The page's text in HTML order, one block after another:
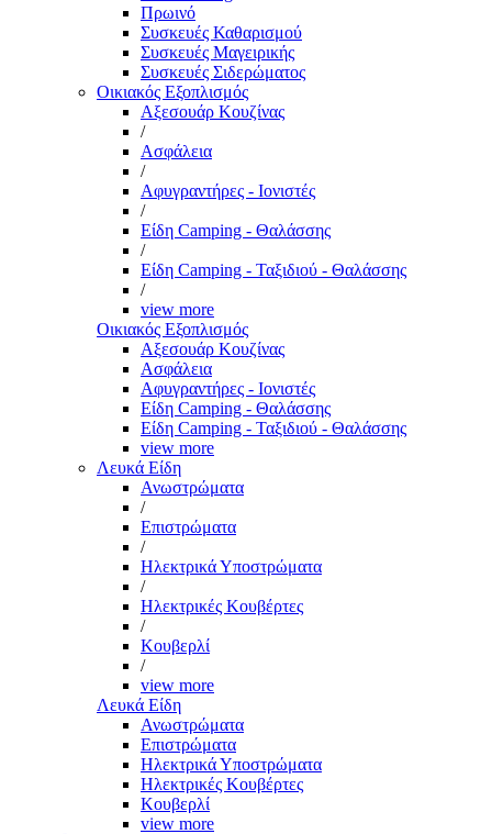
Πρωινό
Συσκευές Καθαρισμού
Συσκευές Μαγειρικής
Συσκευές Σιδερώματος
Οικιακός Εξοπλισμός
Αξεσουάρ Κουζίνας
/
Ασφάλεια
/
Αφυγραντήρες - Ιονιστές
/
Είδη Camping - Θαλάσσης
/
Είδη Camping - Ταξιδιού - Θαλάσσης
/
view more
Οικιακός Εξοπλισμός
Αξεσουάρ Κουζίνας
Ασφάλεια
Αφυγραντήρες - Ιονιστές
Είδη Camping - Θαλάσσης
Είδη Camping - Ταξιδιού - Θαλάσσης
view more
Λευκά Είδη
Ανωστρώματα
/
Επιστρώματα
/
Ηλεκτρικά Υποστρώματα
/
Ηλεκτρικές Κουβέρτες
/
Κουβερλί
/
view more
Λευκά Είδη
Ανωστρώματα
Επιστρώματα
Ηλεκτρικά Υποστρώματα
Ηλεκτρικές Κουβέρτες
Κουβερλί
view more